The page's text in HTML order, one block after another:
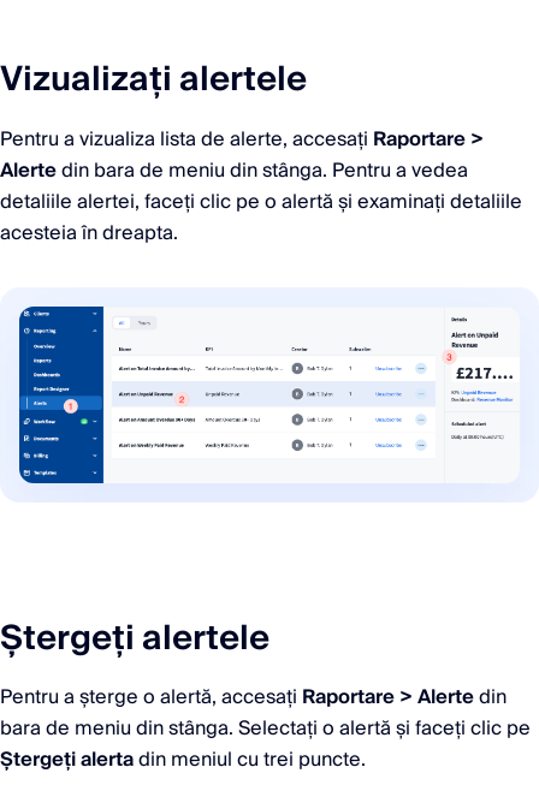
Vizualizați alertele
Pentru a vizualiza lista de alerte, accesați Raportare >
Alertedin bara de meniu din stânga. Pentru a vedea
detaliile alertei, faceți clic pe o alertă și examinați detaliile
acesteia în dreapta.
Ștergeți alertele
Pentru a șterge o alertă, accesați Raportare > Alertedin
bara de meniu din stânga. Selectați o alertă și faceți clic pe
Ștergeți alertadin meniul cu trei puncte.